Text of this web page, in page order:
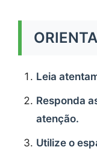
Leia
Responda
atenção.
Utilize o